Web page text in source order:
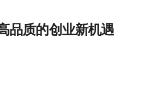
品质的创业新机遇